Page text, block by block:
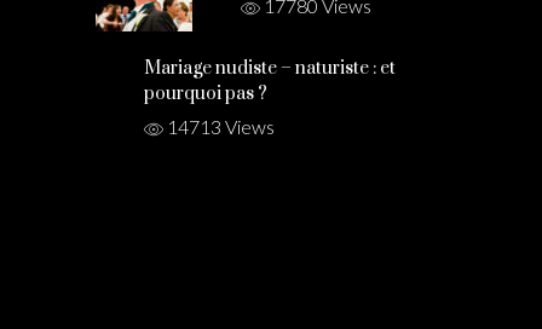
17780 Views
Mariage nudiste – naturiste : et
pourquoi pas ?
14713 Views